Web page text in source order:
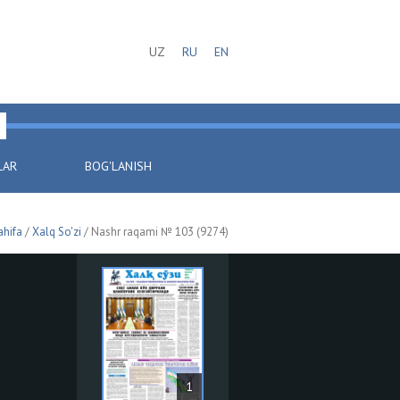
UZ RU EN
BOG'LANISH
/Xalq So'zi / Nashr raqami № 103 (9274)
1